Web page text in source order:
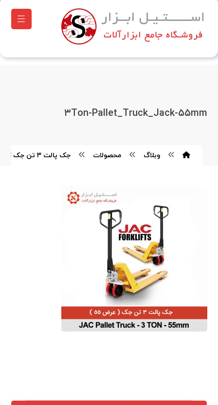
۳Ton-Pallet_Truck_Jack-۵۵mm
وبلاگ محصولات جک پالت ۳ تن جک JAC - عرض ۵۵